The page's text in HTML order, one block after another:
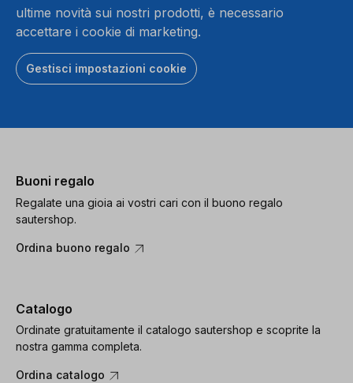
ultime novità sui nostri prodotti, è necessario
accettare i cookie di marketing.
Gestisci impostazioni cookie
Buoni regalo
Regalate una gioia ai vostri cari con il buono regalo
sautershop.
Ordina buono regalo
Catalogo
Ordinate gratuitamente il catalogo sautershop e scoprite la
nostra gamma completa.
Ordina catalogo